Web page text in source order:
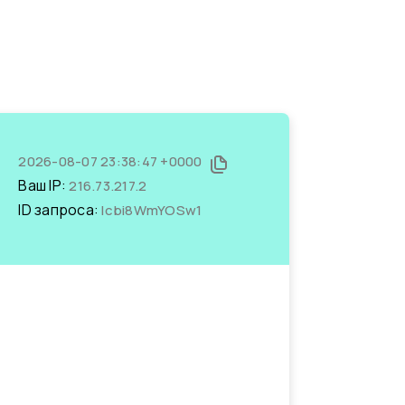
2026-08-07 23:38:47 +0000
Ваш IP:216.73.217.2
ID запроса:lcbi8WmYOSw1